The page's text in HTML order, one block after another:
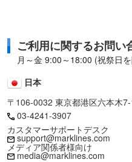
ご利用に関するお問い
月～金 9:00～18:00 (祝祭日
日本
〒106-0032 東京都港区六本木
03-4241-3907
カスタマーサポートデスク
support@marklines.com
メディア関係者様向け
media@marklines.com